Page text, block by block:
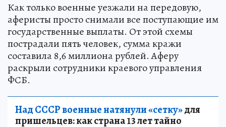
Как только военные уезжали на передовую,
аферисты просто снимали все поступающие им
государственные выплаты. От этой схемы
пострадали пять человек, сумма кражи
составила 8,6 миллиона рублей. Аферу
раскрыли сотрудники краевого управления
ФСБ.
Над СССР военные натянули «сетку»для
пришельцев: как страна 13 лет тайно